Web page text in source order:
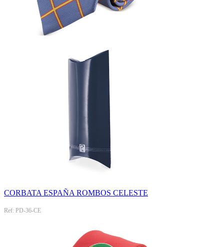
CORBATA ESPAÑA ROMBOS CELESTE
Ref: PD-36-CE